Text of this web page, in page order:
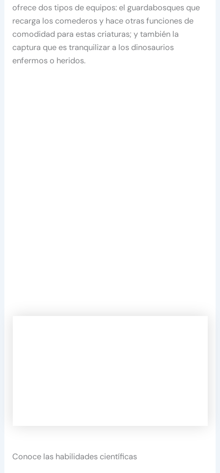
ofrece dos tipos de equipos: el guardabosques que
recarga los comederos y hace otras funciones de
comodidad para estas criaturas; y también la
captura que es tranquilizar a los dinosaurios
enfermos o heridos.
Conoce las habilidades científicas